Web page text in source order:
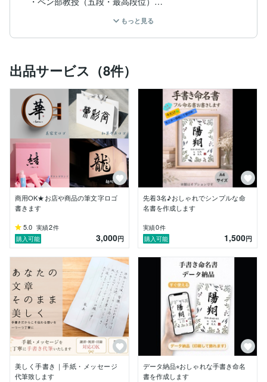
令和4年4月より習字教室を開講し
子供から大人まで幅広く
確かな技術を活かし
大切な記念品からビジネス用ロゴまで
唯一無二の筆文字デザインを
制作いたします
━━━━━━━━━━━━━━━━━━━━
▼ 承っているご依頼内容
━━━━━━━━━━━━━━━━━━━━
・筆文字ロゴ
（店舗看板、商品パッケージ、
    ブランドロゴ、名刺、SNSアイコン等）
・命名書（大色紙、インテリア書）
・手紙代筆、謝辞、目録、のし袋、
「お店の想いが伝わるロゴが欲しい」
「大切な名前を素敵な形で残したい」
そんな想いに寄り添い
初めての方でも安心して
データ形式やデザインの相談ができるよう
丁寧に対応いたします
━━━━━━━━━━━━━━━━━━━━
▼ 制作において大切にしている3つのこと
━━━━━━━━━━━━━━━━━━━━
①【想いを丁寧に汲み取ること】
文字に込められた意味や願いは
一人ひとり異なります
もっと見る
出品サービス（8件）
商用OK★お店や商品の筆文字ロゴ
書きます
5.0 実績2件
購入可能
3,000円
先着3名♪おしゃれでシンプルな命
名書を作成します
実績0件
購入可能
1,500円
美しく手書き｜手紙・メッセージ
代筆致します
データ納品⭐︎おしゃれな手書き命名
書を作成します